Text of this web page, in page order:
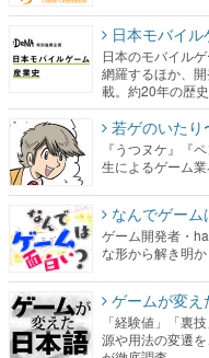
日本モバイ
日本のモバイル
網羅するほか、
載。約20年の歴
若ゲのいたり
『うつヌケ』『
生によるゲーム業
なんでゲーム
ゲーム開発者・
な形から解き明
ゲームが変え
「経験値」「裏
源や用法の変遷